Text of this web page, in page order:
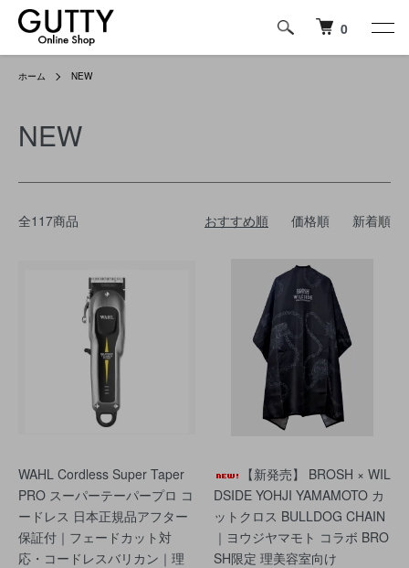
0
ホーム NEW
NEW
全117商品 おすすめ順 価格順 新着順
WAHL Cordless Super Taper
PRO スーパーテーパープロ コ
ードレス 日本正規品アフター
保証付｜フェードカット対
応・コードレスバリカン｜理
【新発売】 BROSH × WIL
DSIDE YOHJI YAMAMOTO カ
ットクロス BULLDOG CHAIN
｜ヨウジヤマモト コラボ BRO
SH限定 理美容室向け